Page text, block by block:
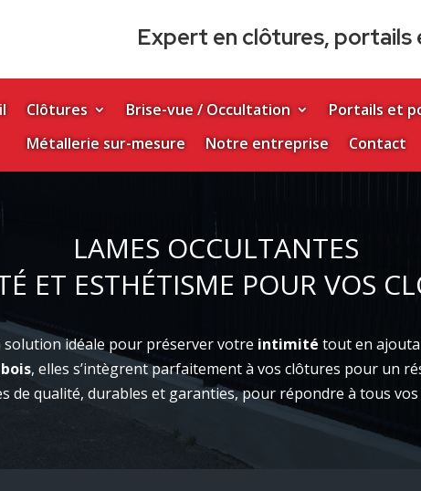
Expert en clôtures,
Clôtures Brise-vue / Occultation
Portails et
Métallerie sur-mesure
Notre entreprise Contact
LAMES OCCULTANTES
ET ESTHÉTISME POUR VOS
idéale pour préserver votre intimité tout en
bois, elles s’intègrent parfaitement à vos clôtures pour un
de qualité, durables et garanties, pour répondre à tous vos